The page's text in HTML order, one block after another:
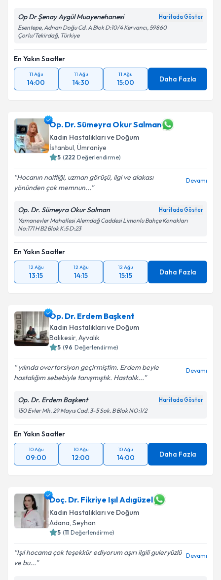
Op Dr Şenay Aygül Muayenehanesi Haritada Göster
Esentepe, Adnan Doğu Cd. A Blok D:10/4 Kervancı, 59860
Çorlu/Tekirdağ, Türkiye
En Yakın Saatler
11 Ağu
14:00
11 Ağu
14:30
11 Ağu
15:00 Daha Fazla
Op. Dr. Sümeyra Okur Salman
Kadın Hastalıkları ve Doğum
İstanbul, Ümraniye
5 (222 Değerlendirme)
Hocanın naifliği, uzman görüşü, ilgi ve alakası
yönünden çok memnun...
Devamı
Op. Dr. Sümeyra Okur Salman Haritada Göster
Yamanevler Mahallesi Alemdağ Caddesi Limonlu Bahçe Konakları
No:171 H B2 Blok K:5 D:23
En Yakın Saatler
12 Ağu
13:15
12 Ağu
14:15
12 Ağu
15:15 Daha Fazla
Op. Dr. Erdem Başkent
Kadın Hastalıkları ve Doğum
Balıkesir, Ayvalık
5 (96 Değerlendirme)
yılında overtorsiyon geçirmiştim. Erdem beyle
hastalığım sebebiyle tanışmıştık. Hastalık...
Devamı
Op. Dr. Erdem Başkent Haritada Göster
150 Evler Mh. 29 Mayıs Cad. 3-5 Sok. B Blok NO:1/2
En Yakın Saatler
10 Ağu
09:00
10 Ağu
12:00
10 Ağu
14:00 Daha Fazla
Doç. Dr. Fikriye Işıl Adıgüzel
Kadın Hastalıkları ve Doğum
Adana, Seyhan
5 (11 Değerlendirme)
Işıl hocama çok teşekkür ediyorum aşırı ilgili guleryüzlü
ve bu...
Devamı